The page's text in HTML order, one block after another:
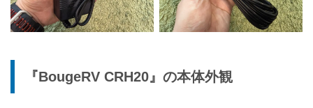
『BougeRV CRH20』の本体外観